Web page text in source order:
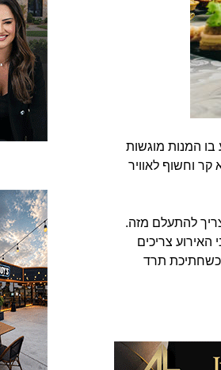
המנות מוגשות
וחשוף לאוויר
להתעלם מזה.
האירוע צריכים
כשחתיכת תרד